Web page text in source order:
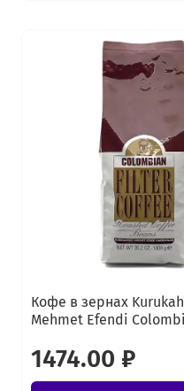
Кофе в зернах
Mehmet Efendi
1474.00 ₽